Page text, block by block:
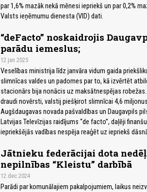
par 1,6% mazāk nekā mēnesi iepriekš un par 0,2%
Valsts ieņēmumu dienesta (VID) dati.
“deFacto” noskaidrojis
parādu iemeslus;
12.jan 2025
Veselības ministrija līdz janvāra vidum gaida
slimnīcas valdes un padomes par to, kā izvērtēt
stacionārs bija nonācis uz maksātnespējas
draudi novērsti, valstij piešķirot slimnīcai 4,6
Augšdaugavas novada pašvaldības un Daugavpils
Latvijas Televīzijas raidījums “de facto”, daļēji
iepriekšējās vadības nespēja reaģēt uz iepriekš
Jātnieku federācijai dota
nepilnības “Kleistu” darbībā
12.dec 2024
Parādi par komunālajiem pakalpojumiem, laikus